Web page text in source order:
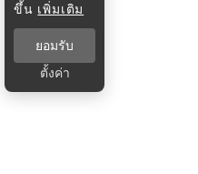
ขึ้น เพิ่มเติม
ยอมรับ
ตั้งค่า